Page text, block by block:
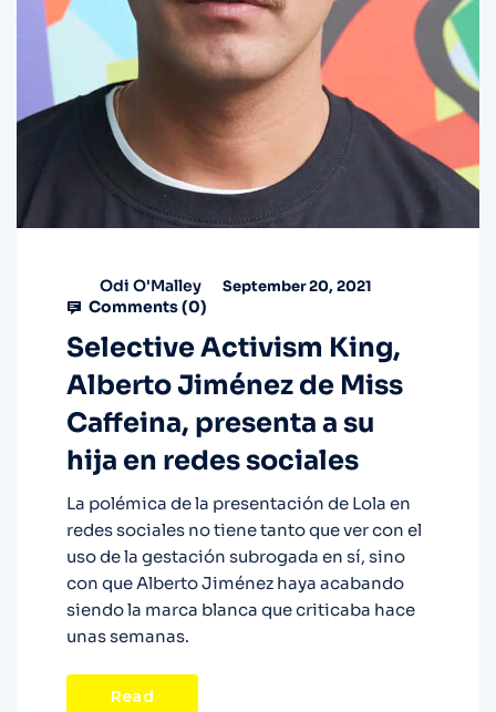
Odi O'Malley September 20, 2021
Comments (0)
Selective Activism King,
Alberto Jiménez de Miss
Caffeina, presenta a su
hija en redes sociales
La polémica de la presentación de Lola en
redes sociales no tiene tanto que ver con el
uso de la gestación subrogada en sí, sino
con que Alberto Jiménez haya acabando
siendo la marca blanca que criticaba hace
unas semanas.
Read